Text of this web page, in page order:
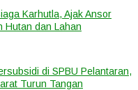
Karhutla, Ajak Ansor
Hutan dan Lahan
di SPBU Pelantaran,
Turun Tangan